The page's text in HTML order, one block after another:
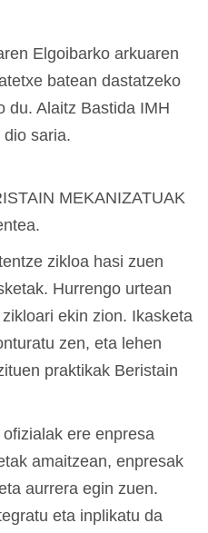
Elgoibarko arkuaren
batean dastatzeko
du. Alaitz Bastida IMH
saria.
MEKANIZATUAK
zikloa hasi zuen
Hurrengo urtean
ekin zion. Ikasketa
zen, eta lehen
praktikak Beristain
ere enpresa
amaitzean, enpresak
aurrera egin zuen.
eta inplikatu da